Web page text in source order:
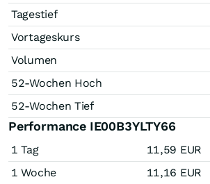
Tagestief
Vortageskurs
Volumen
52-Wochen Hoch
52-Wochen Tief
Performance IE00B3YLTY66
1 Tag 11,59 EUR
1 Woche
11,16 EUR